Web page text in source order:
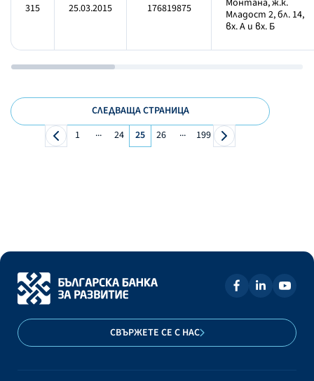
315 25.03.2015 176819875
Младост 2, бл. 14,
вх. А и вх. Б
СЛЕДВАЩА СТРАНИЦА
1
... 24 25 26 ... 199
СВЪРЖЕТЕ СЕ С НАС